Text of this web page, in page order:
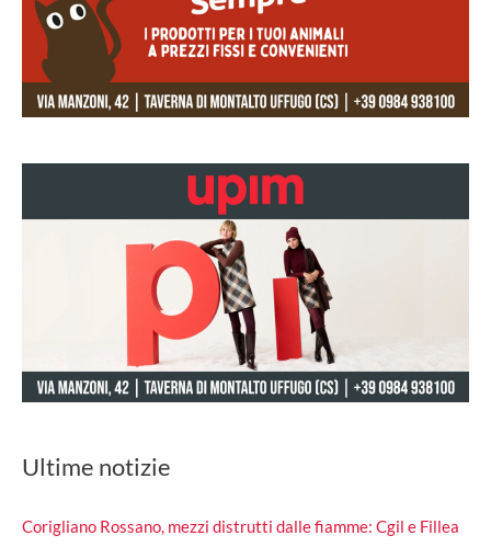
Ultime notizie
Corigliano Rossano, mezzi distrutti dalle fiamme: Cgil e Fillea